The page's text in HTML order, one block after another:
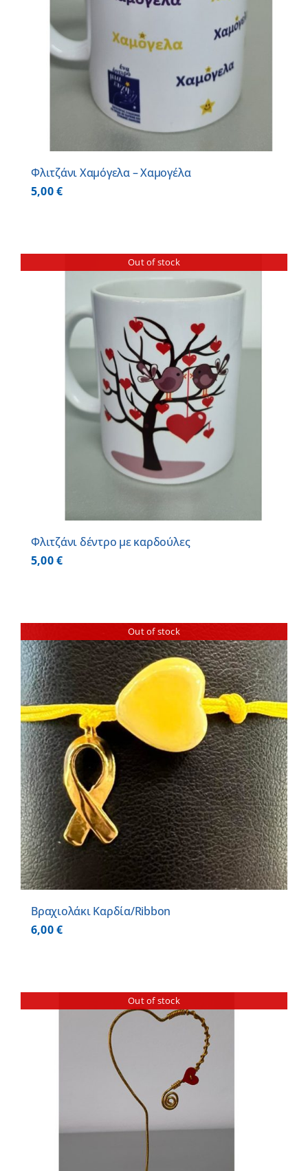
Φλιτζάνι Χαμόγελα – Χαμογέλα
5,00€
Out of stock
Φλιτζάνι δέντρο με καρδούλες
5,00€
Out of stock
Βραχιολάκι Καρδία/Ribbon
6,00€
Out of stock